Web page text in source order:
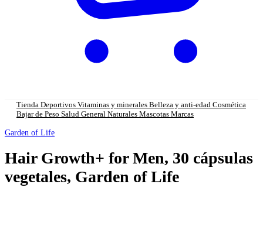
Tienda Deportivos Vitaminas y minerales Belleza y anti-edad Cosmética
Bajar de Peso Salud General Naturales Mascotas Marcas
Garden of Life
Hair Growth+ for Men, 30 cápsulas
vegetales, Garden of Life